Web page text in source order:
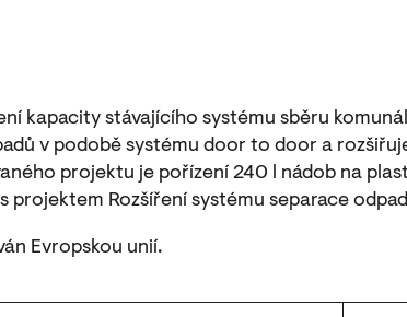
kapacity stávajícího systému sběru
v podobě systému door to door a
projektu je pořízení 240 l nádob na
projektem Rozšíření systému separace
Evropskou unií.